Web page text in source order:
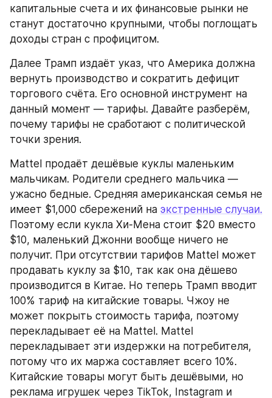
капитальные счета и их финансовые рынки не
станут достаточно крупными, чтобы поглощать
доходы стран с профицитом.
Далее Трамп издаёт указ, что Америка должна
вернуть производство и сократить дефицит
торгового счёта. Его основной инструмент на
данный момент — тарифы. Давайте разберём,
почему тарифы не сработают с политической
точки зрения.
Mattel продаёт дешёвые куклы маленьким
мальчикам. Родители среднего мальчика —
ужасно бедные. Средняя американская семья не
имеет $1,000 сбережений на экстренные случаи.
Поэтому если кукла Хи-Мена стоит $20 вместо
$10, маленький Джонни вообще ничего не
получит. При отсутствии тарифов Mattel может
продавать куклу за $10, так как она дёшево
производится в Китае. Но теперь Трамп вводит
100% тариф на китайские товары. Чжоу не
может покрыть стоимость тарифа, поэтому
перекладывает её на Mattel. Mattel
перекладывает эти издержки на потребителя,
потому что их маржа составляет всего 10%.
Китайские товары могут быть дешёвыми, но
реклама игрушек через TikTok, Instagram и